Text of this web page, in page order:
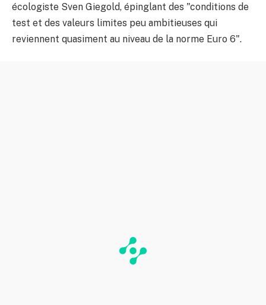
écologiste Sven Giegold, épinglant des "conditions de
test et des valeurs limites peu ambitieuses qui
reviennent quasiment au niveau de la norme Euro 6".